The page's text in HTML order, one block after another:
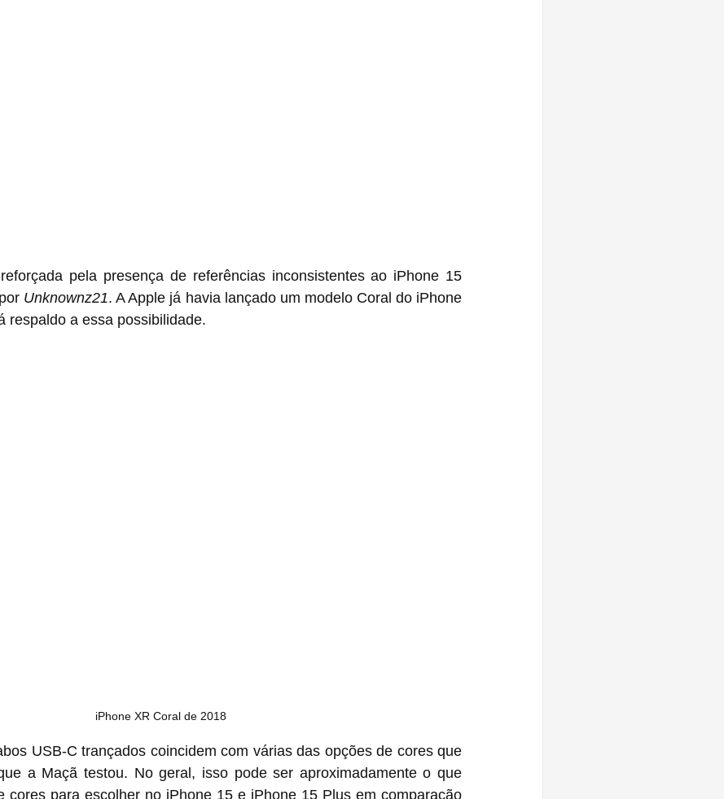
pela presença de referências inconsistentes ao iPhone 15
Unknownz21. A Apple já havia lançado um modelo Coral do iPhone
respaldo a essa possibilidade.
iPhone XR Coral de 2018
a Maçã testou. No geral, isso pode ser aproximadamente o que
‌iPhone 15‌ e ‌iPhone 15‌ Plus em comparação